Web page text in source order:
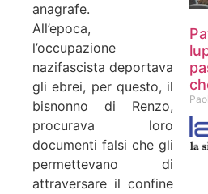
anagrafe.
All’epoca,
l’occupazione
nazifascista deportava
gli ebrei, per questo, il
bisnonno di Renzo,
procurava loro
documenti falsi che gli
permettevano di
attraversare il confine